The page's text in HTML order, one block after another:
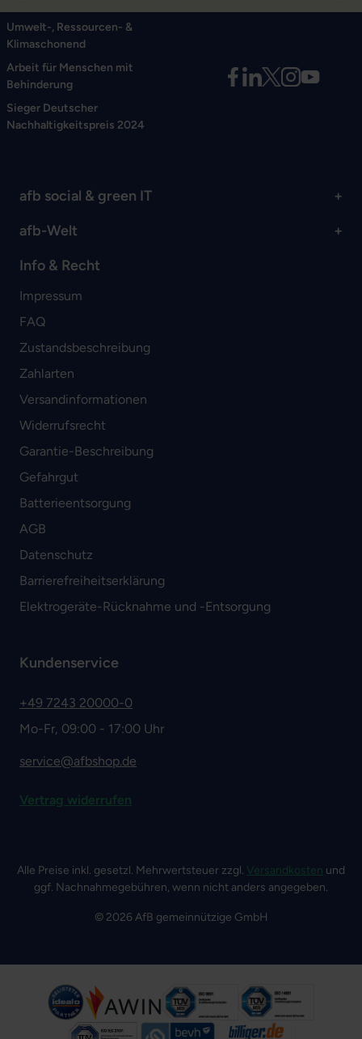
Umwelt-, Ressourcen- &
Klimaschonend
Arbeit für Menschen mit
Behinderung
Sieger Deutscher
Nachhaltigkeitspreis 2024
afb social & green IT
afb-Welt
Info & Recht
Impressum
FAQ
Zustandsbeschreibung
Zahlarten
Versandinformationen
Widerrufsrecht
Garantie-Beschreibung
Gefahrgut
Batterieentsorgung
AGB
Datenschutz
Barrierefreiheitserklärung
Elektrogeräte-Rücknahme und -Entsorgung
Kundenservice
+49 7243 20000-0
Mo-Fr, 09:00 - 17:00 Uhr
service@afbshop.de
Vertrag widerrufen
Alle Preise inkl. gesetzl. Mehrwertsteuer zzgl. Versandkosten und
ggf. Nachnahmegebühren, wenn nicht anders angegeben.
© 2026 AfB gemeinnützige GmbH